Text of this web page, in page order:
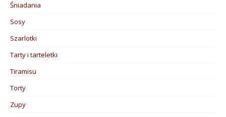
Śniadania
Sosy
Szarlotki
Tarty i tarteletki
Tiramisu
Torty
Zupy